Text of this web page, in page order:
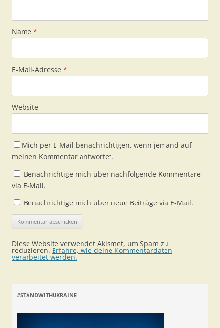
Name *
E-Mail-Adresse *
Website
Mich per E-Mail benachrichtigen, wenn jemand auf
meinen Kommentar antwortet.
Benachrichtige mich über nachfolgende Kommentare
via E-Mail.
Benachrichtige mich über neue Beiträge via E-Mail.
Diese Website verwendet Akismet, um Spam zu
reduzieren. Erfahre, wie deine Kommentardaten
verarbeitet werden.
#STANDWITHUKRAINE